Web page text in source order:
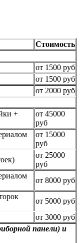
Стоимость
от 1500 руб
от 1500 руб
от 2000 руб
+
от 45000
руб
от 15000
руб
от 25000
руб
от 8000 руб
от 5000 руб
от 3000 руб
панели) и